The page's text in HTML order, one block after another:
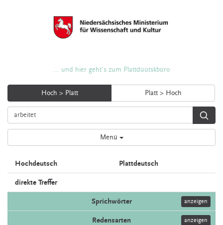
... und hier geht's zum Plattdüütskbüro
Hoch > Platt Platt > Hoch
Menü
Hochdeutsch Plattdeutsch
direkte Treffer
Sprichwörter anzeigen
Redensarten anzeigen